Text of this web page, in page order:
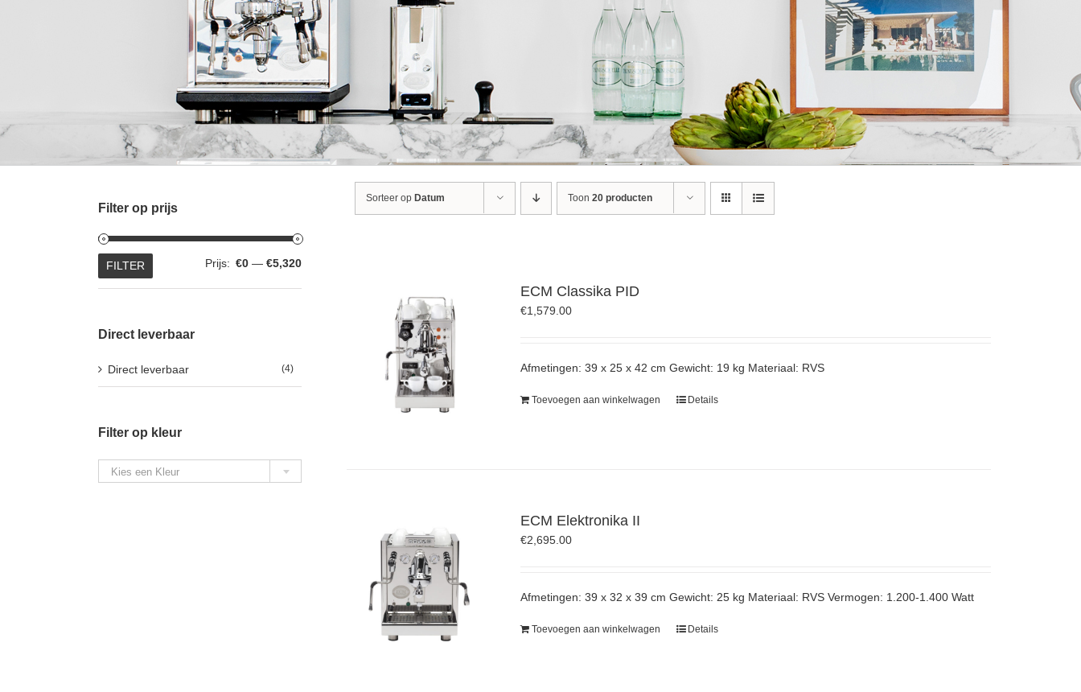
Sorteer op Datum Toon 20 producten
ECM Classika PID
€1,579.00
Afmetingen: 39 x 25 x 42 cm Gewicht: 19 kg Materiaal: RVS
Toevoegen aan winkelwagen Details
ECM Elektronika II
€2,695.00
Afmetingen: 39 x 32 x 39 cm Gewicht: 25 kg Materiaal: RVS Vermogen: 1.200-1.400 Watt
Toevoegen aan winkelwagen Details
Filter op prijs
Min.
Max.
FILTER Prijs: €0 — €5,320
Direct leverbaar
Direct leverbaar (4)
Filter op kleur

Kies een Kleur